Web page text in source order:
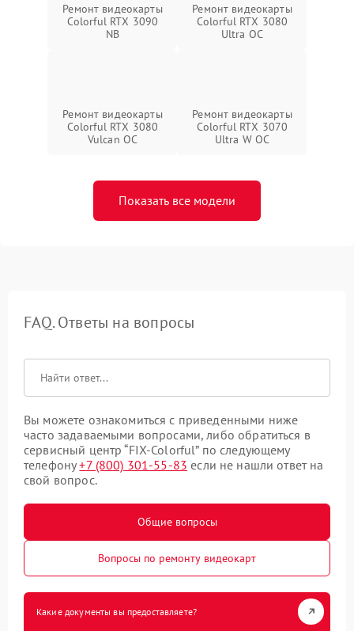
Ремонт видеокарты
Colorful RTX 3090
NB
Ремонт видеокарты
Colorful RTX 3080
Ultra OC
Ремонт видеокарты
Colorful RTX 3080
Vulcan OC
Ремонт видеокарты
Colorful RTX 3070
Ultra W OC
Показать все модели
FAQ. Ответы на вопросы
Вы можете ознакомиться с приведенными ниже
часто задаваемыми вопросами, либо обратиться в
сервисный центр “FIX-Colorful” по следующему
телефону+7 (800) 301-55-83 если не нашли ответ на
свой вопрос.
Общие вопросы
Вопросы по ремонту видеокарт
Какие документы вы предоставляете?